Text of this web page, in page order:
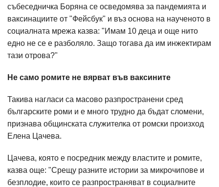
събеседничка Боряна се осведомява за пандемията и
ваксинациите от "Фейсбук" и въз основа на наученото в
социалната мрежа казва: "Имам 10 деца и още нито
едно не се е разболяло. Защо тогава да им инжектирам
тази отрова?"
Не само ромите не вярват във ваксините
Такива нагласи са масово разпространени сред
българските роми и е много трудно да бъдат сломени,
признава общинската служителка от ромски произход
Елена Цачева.
Цачева, която е посредник между властите и ромите,
казва още: "Срещу разните истории за микрочипове и
безплодие, които се разпространяват в социалните